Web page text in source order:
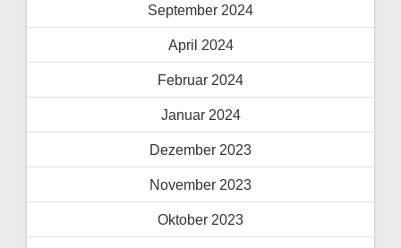
September 2024
April 2024
Februar 2024
Januar 2024
Dezember 2023
November 2023
Oktober 2023